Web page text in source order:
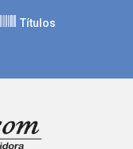
Títulos